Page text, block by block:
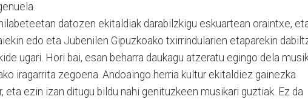
datozen ekitaldiak darabilzkigu eskuartean oraintxe,
edo eta Jubenilen Gipuzkoako txirrindularien etaparekin
ugari. Hori bai, esan beharra daukagu atzeratu egingo dela
iragarrita zegoena. Andoaingo herria kultur ekitaldiez gainezka
eta ezin izan ditugu bildu nahi genituzkeen musikari guztiak. Ez da